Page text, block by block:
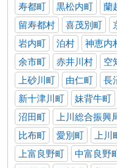
寿都町
黒松内町 蘭
留寿都村
喜茂別町
岩内町
泊村 神恵内
余市町
赤井川村 空
上砂川町
由仁町 長
新十津川町
妹背牛町
沼田町
上川総合振興
比布町
愛別町 上川
上富良野町
中富良野